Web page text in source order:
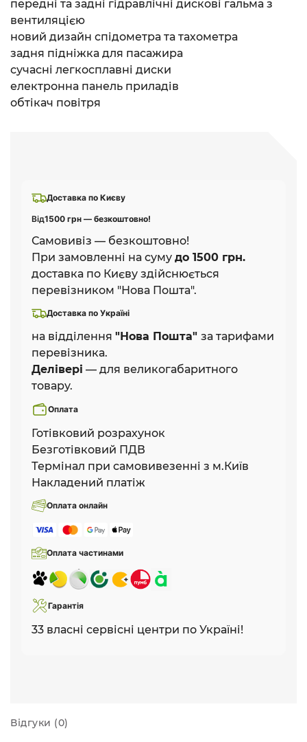
Доставка по Києву
Від1500 грн — безкоштовно!
Самовивіз — безкоштовно!
При замовленні на суму до 1500 грн.
доставка по Києву здійснюється
перевізником "Нова Пошта".
Доставка по Україні
на відділення "Нова Пошта" за тарифами
перевізника.
Делівері — для великогабаритного
товару.
Оплата
Готівковий розрахунок
Безготівковий ПДВ
Термінал при самовивезенні з м.Київ
Накладений платіж
Оплата онлайн
Оплата частинами
Гарантія
33 власні сервісні центри по Україні!
передні та задні гідравлічні дискові гальма з
вентиляцією
новий дизайн спідометра та тахометра
задня підніжка для пасажира
сучасні легкосплавні диски
електронна панель приладів
обтікач повітря
Відгуки (0)